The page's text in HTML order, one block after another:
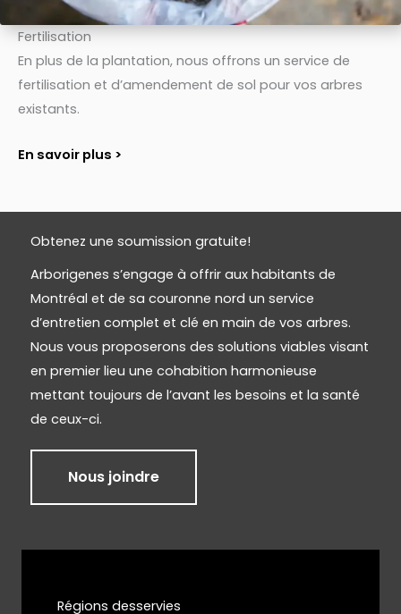
Fertilisation
En plus de la plantation, nous offrons un service de
fertilisation et d’amendement de sol pour vos arbres
existants.
En savoir plus >
Obtenez une soumission gratuite!
Arborigenes s’engage à offrir aux habitants de
Montréal et de sa couronne nord un service
d’entretien complet et clé en main de vos arbres.
Nous vous proposerons des solutions viables visant
en premier lieu une cohabition harmonieuse
mettant toujours de l’avant les besoins et la santé
de ceux-ci.
Nous joindre
Régions desservies